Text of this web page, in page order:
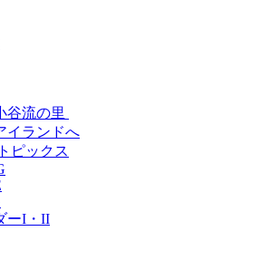
谷流の里
イランドへ
ピックス
ーI・II